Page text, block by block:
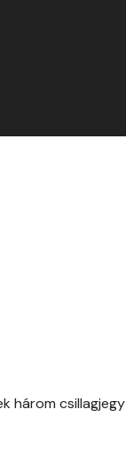
három csillagjegy